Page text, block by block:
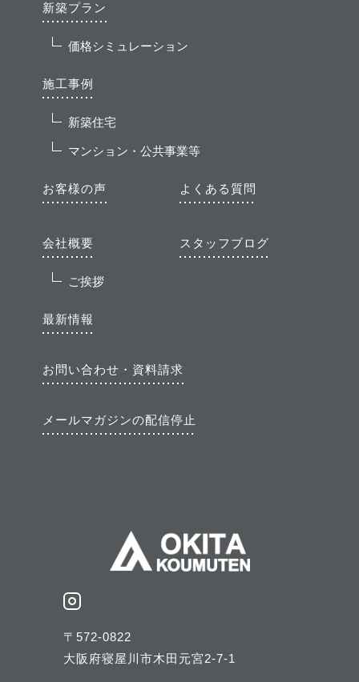
〒572-0822
大阪府寝屋川市木田元宮2-7-1
新築プラン
価格シミュレーション
施工事例
新築住宅
マンション・公共事業等
お客様の声 よくある質問
会社概要
ご挨拶
スタッフブログ
最新情報
お問い合わせ・資料請求
メールマガジンの配信停止